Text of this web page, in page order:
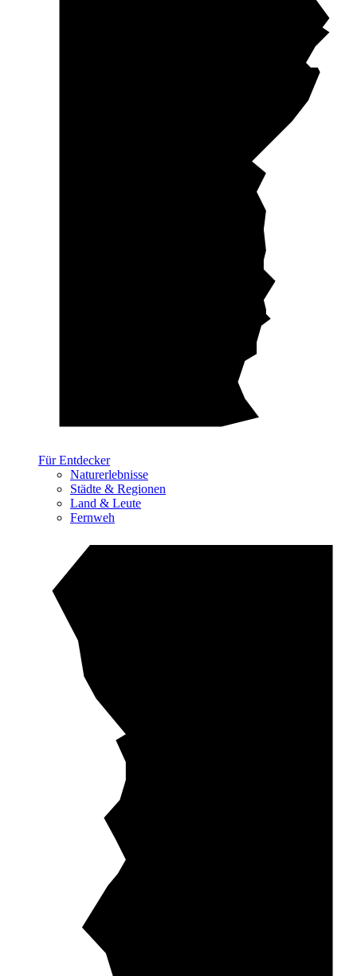
Für Entdecker
Naturerlebnisse
Städte & Regionen
Land & Leute
Fernweh